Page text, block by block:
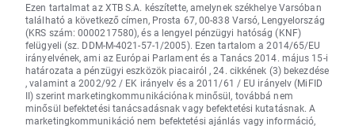
Ezen tartalmat az XTB S.A. készítette, amelynek székhelye Varsóban
található a következő címen, Prosta 67, 00-838 Varsó, Lengyelország
(KRS szám: 0000217580), és a lengyel pénzügyi hatóság (KNF)
felügyeli (sz. DDM-M-4021-57-1/2005). Ezen tartalom a 2014/65/EU
irányelvének, ami az Európai Parlament és a Tanács 2014. május 15-i
határozata a pénzügyi eszközök piacairól , 24. cikkének (3) bekezdése
, valamint a 2002/92 / EK irányelv és a 2011/61 / EU irányelv (MiFID
II) szerint marketingkommunikációnak minősül, továbbá nem
minősül befektetési tanácsadásnak vagy befektetési kutatásnak. A
marketingkommunikáció nem befektetési ajánlás vagy információ,